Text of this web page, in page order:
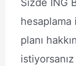
Sizde ING
hesaplama
planı